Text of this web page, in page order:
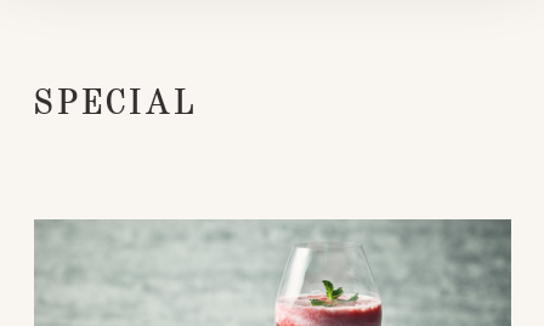
し続けるレクサスの想いにもつながります。
めにつくりあげたオリジナルコーヒーです。
小林可夢偉さん
SPECIAL